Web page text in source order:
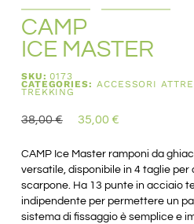
CAMP
ICE MASTER
SKU:0173
CATEGORIES: ACCESSORI
TREKKING
38,00€ 35,00 €
CAMP Ice Master ramponi da
versatile, disponibile in 4 taglie
scarpone. Ha 13 punte in acciaio
indipendente per permettere un
sistema di fissaggio è semplice e